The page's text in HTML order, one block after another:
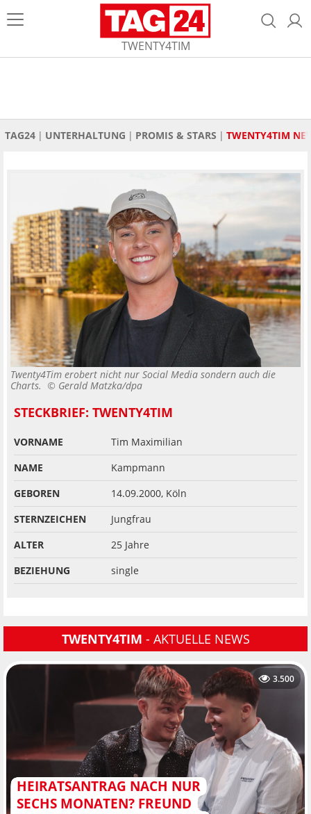
TWENTY4TIM
TAG24 UNTERHALTUNG PROMIS & STARS TWENTY4TIM
STECKBRIEF: TWENTY4TIM
VORNAME
Tim Maximilian
NAME
Kampmann
GEBOREN
14.09.2000, Köln
STERNZEICHEN
Jungfrau
ALTER
25 Jahre
BEZIEHUNG
single
Twenty4Tim erobert nicht nur Social Media sondern auch die
Charts. © Gerald Matzka/dpa
TWENTY4TIM - AKTUELLE NEWS
HEIRATSANTRAG NACH NUR
SECHS MONATEN? FREUND
3.500